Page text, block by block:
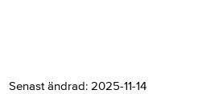
Senast ändrad:2025-11-14